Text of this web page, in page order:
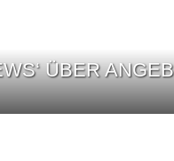
ÜBER